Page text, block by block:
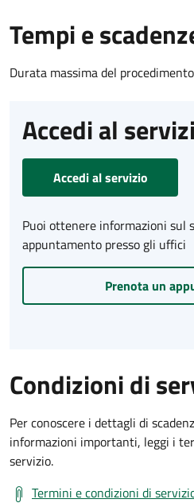
Tempi e
Durata massima del
Accedi al
Accedi al servizio
Puoi ottenere informazioni sul
appuntamento presso gli uffici
Prenota un
Condizioni di
Per conoscere i dettagli di
informazioni importanti, leggi i
servizio.
Termini e condizioni di